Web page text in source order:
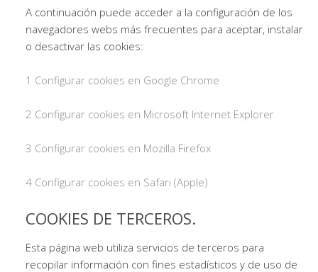
A continuación puede acceder a la configuración de los
navegadores webs más frecuentes para aceptar, instalar
o desactivar las cookies:
1 Configurar cookies en Google Chrome
2 Configurar cookies en Microsoft Internet Explorer
3 Configurar cookies en Mozilla Firefox
4 Configurar cookies en Safari (Apple)
COOKIES DE TERCEROS.
Esta página web utiliza servicios de terceros para
recopilar información con fines estadísticos y de uso de